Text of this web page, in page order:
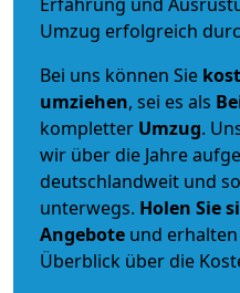
Umzug erfolgreich
Bei uns können Sie
umziehen, sei es als
kompletter Umzug.
wir über die Jahre
deutschlandweit und
unterwegs. Holen Sie
Angebote und
Überblick über die